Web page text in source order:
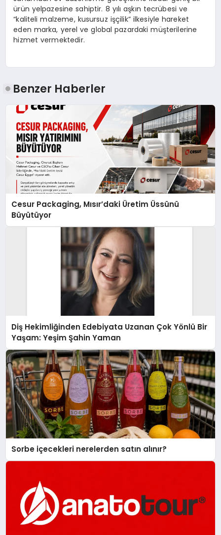
ürün yelpazesine sahiptir. 8 yılı aşkın tecrübesi ve
“kaliteli malzeme, kusursuz işçilik” ilkesiyle hareket
eden marka, yerel ve global pazardaki müşterilerine
hizmet vermektedir.
Benzer Haberler
Cesur Packaging, Mısır’daki Üretim Üssünü
Büyütüyor
Diş Hekimliğinden Edebiyata Uzanan Çok Yönlü Bir
Yaşam: Yeşim Şahin Yaman
Sorbe içecekleri nerelerden satın alınır?